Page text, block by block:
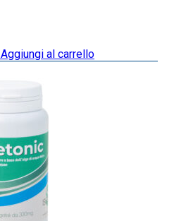
Aggiungi al carrello